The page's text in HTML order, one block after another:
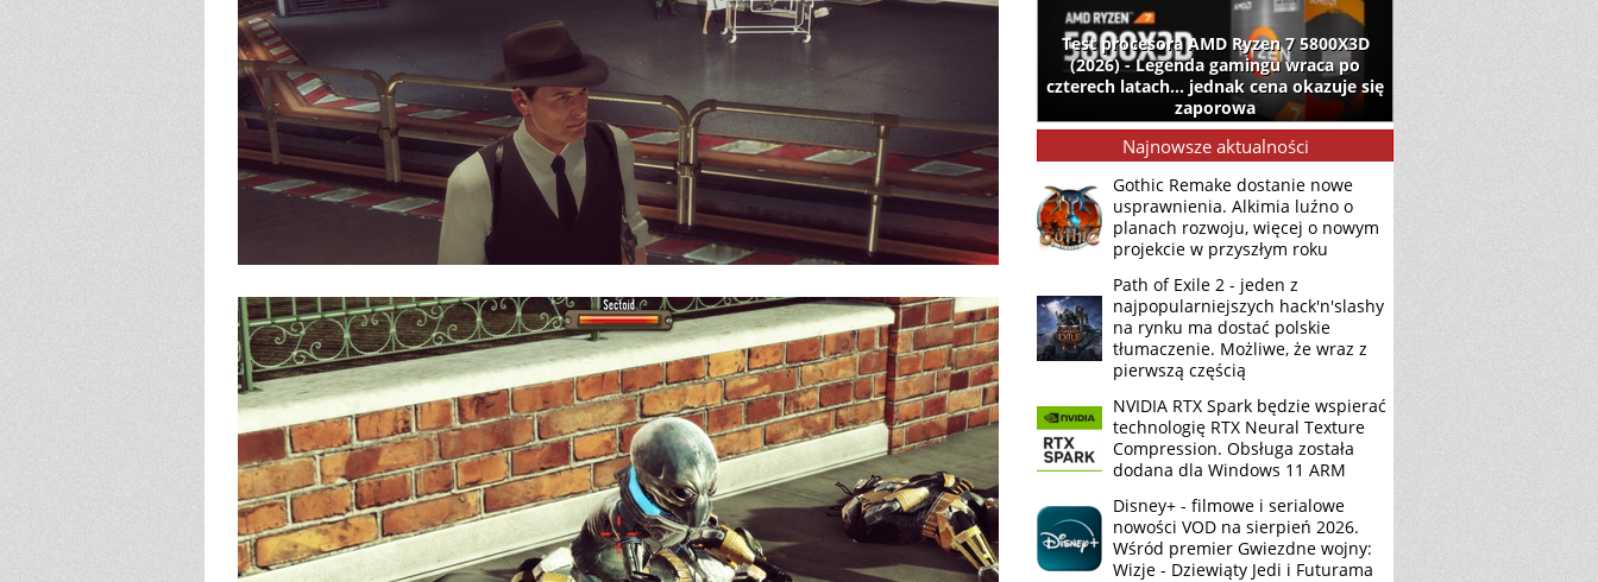
Test procesora AMD Ryzen 7 5800X3D
(2026) - Legenda gamingu wraca po
czterech latach... jednak cena okazuje się
zaporowa
Najnowsze aktualności
Gothic Remake dostanie nowe
usprawnienia. Alkimia luźno o
planach rozwoju, więcej o nowym
projekcie w przyszłym roku
Path of Exile 2 - jeden z
najpopularniejszych hack'n'slashy
na rynku ma dostać polskie
tłumaczenie. Możliwe, że wraz z
pierwszą częścią
NVIDIA RTX Spark będzie wspierać
technologię RTX Neural Texture
Compression. Obsługa została
dodana dla Windows 11 ARM
Disney+ - filmowe i serialowe
nowości VOD na sierpień 2026.
Wśród premier Gwiezdne wojny:
Wizje - Dziewiąty Jedi i Futurama